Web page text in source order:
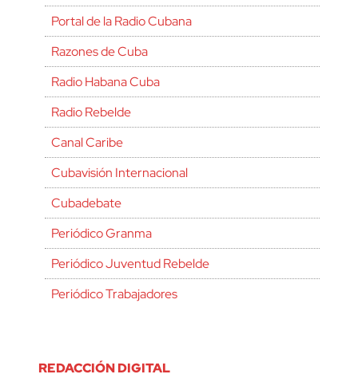
Portal de la Radio Cubana
Razones de Cuba
Radio Habana Cuba
Radio Rebelde
Canal Caribe
Cubavisión Internacional
Cubadebate
Periódico Granma
Periódico Juventud Rebelde
Periódico Trabajadores
REDACCIÓN DIGITAL